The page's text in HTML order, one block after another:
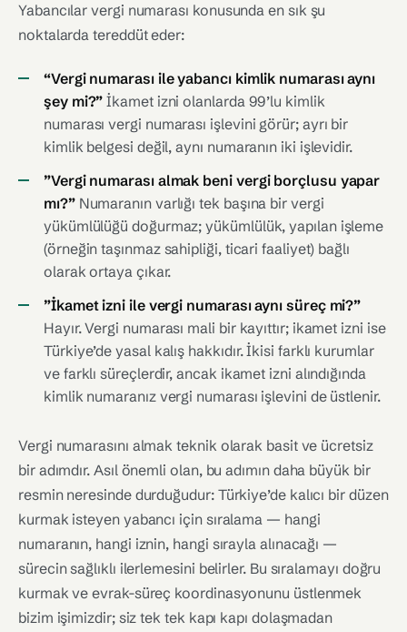
Yabancılar vergi numarası konusunda en sık şu
noktalarda tereddüt eder:
“Vergi numarası ile yabancı kimlik numarası aynı
şey mi?” İkamet izni olanlarda 99’lu kimlik
numarası vergi numarası işlevini görür; ayrı bir
kimlik belgesi değil, aynı numaranın iki işlevidir.
”Vergi numarası almak beni vergi borçlusu yapar
mı?”Numaranın varlığı tek başına bir vergi
yükümlülüğü doğurmaz; yükümlülük, yapılan işleme
(örneğin taşınmaz sahipliği, ticari faaliyet) bağlı
olarak ortaya çıkar.
”İkamet izni ile vergi numarası aynı süreç mi?”
Hayır. Vergi numarası mali bir kayıttır; ikamet izni ise
Türkiye’de yasal kalış hakkıdır. İkisi farklı kurumlar
ve farklı süreçlerdir, ancak ikamet izni alındığında
kimlik numaranız vergi numarası işlevini de üstlenir.
Vergi numarasını almak teknik olarak basit ve ücretsiz
bir adımdır. Asıl önemli olan, bu adımın daha büyük bir
resmin neresinde durduğudur: Türkiye’de kalıcı bir düzen
kurmak isteyen yabancı için sıralama — hangi
numaranın, hangi iznin, hangi sırayla alınacağı —
sürecin sağlıklı ilerlemesini belirler. Bu sıralamayı doğru
kurmak ve evrak-süreç koordinasyonunu üstlenmek
bizim işimizdir; siz tek tek kapı kapı dolaşmadan